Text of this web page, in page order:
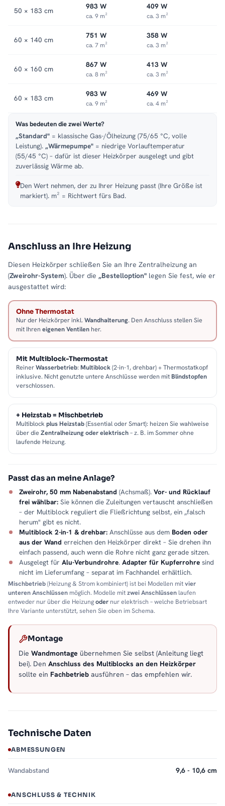
50 × 183 cm 983 W
ca. 9 m²
409 W
ca. 3 m²
60 × 140 cm 751 W
ca. 7 m²
358 W
ca. 3 m²
60 × 160 cm 867 W
ca. 8 m²
413 W
ca. 3 m²
60 × 183 cm 983 W
ca. 9 m²
469 W
ca. 4 m²
Was bedeuten die zwei Werte?
„Standard" = klassische Gas-/Ölheizung (75/65 °C, volle
Leistung). „Wärmepumpe" = niedrige Vorlauftemperatur
(55/45 °C) – dafür ist dieser Heizkörper ausgelegt und gibt
zuverlässig Wärme ab.
Den Wert nehmen, der zu Ihrer Heizung passt (Ihre Größe ist
markiert). m² = Richtwert fürs Bad.
Anschluss an Ihre Heizung
Diesen Heizkörper schließen Sie an Ihre Zentralheizung an
(Zweirohr-System). Über die „Bestelloption" legen Sie fest, wie er
ausgestattet wird:
Ohne Thermostat
Nur der Heizkörper inkl. Wandhalterung. Den Anschluss stellen Sie
mit Ihren eigenen Ventilen her.
Mit Multiblock-Thermostat
ReinerWasserbetrieb: Multiblock(2-in-1, drehbar) + Thermostatkopf
inklusive. Nicht genutzte untere Anschlüsse werden mitBlindstopfen
verschlossen.
+ Heizstab = Mischbetrieb
Multiblock plus Heizstab(Essential oder Smart): heizen Sie wahlweise
über die Zentralheizung oder elektrisch– z. B. im Sommer ohne
laufende Heizung.
Passt das an meine Anlage?
Zweirohr, 50 mm Nabenabstand (Achsmaß). Vor- und Rücklauf
frei wählbar: Sie können die Zuleitungen vertauscht anschließen
– der Multiblock reguliert die Fließrichtung selbst, ein „falsch
herum" gibt es nicht.
Multiblock 2-in-1 & drehbar: Anschlüsse aus dem Boden oder
aus der Wand erreichen den Heizkörper direkt – Sie drehen ihn
einfach passend, auch wenn die Rohre nicht ganz gerade sitzen.
Ausgelegt für Alu-Verbundrohre. Adapter für Kupferrohre sind
nicht im Lieferumfang – separat im Fachhandel erhältlich.
Mischbetrieb(Heizung & Strom kombiniert) ist bei Modellen mitvier
unteren Anschlüssen möglich. Modelle mitzwei Anschlüssen laufen
entweder nur über die Heizungoder nur elektrisch – welche Betriebsart
Ihre Variante unterstützt, sehen Sie oben im Schema.
Montage
Die Wandmontage übernehmen Sie selbst (Anleitung liegt
bei). Den Anschluss des Multiblocks an den Heizkörper
sollte ein Fachbetrieb ausführen – das empfehlen wir.
Technische Daten
ABMESSUNGEN
Wandabstand 9,6 - 10,6 cm
ANSCHLUSS & TECHNIK